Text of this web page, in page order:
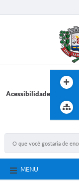
Acessibilidade
MENU